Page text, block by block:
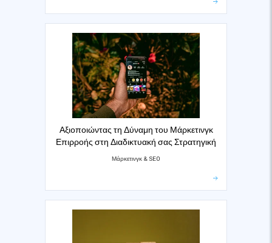
Αξιοποιώντας τη Δύναμη του Μάρκετινγκ
Επιρροής στη Διαδικτυακή σας Στρατηγική
Μάρκετινγκ & SEO